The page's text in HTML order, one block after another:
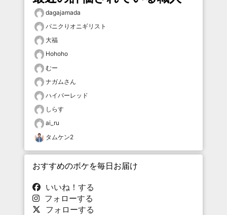
dagajamada
パニクりオニギリスト
大福
Hohoho
むー
ナガムさん
ハイパーレッド
しらす
ai_ru
タムケン2
おすすめのボケを毎日お届け
いいね！する
フォローする
フォローする